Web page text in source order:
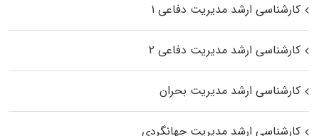
کارشناسی ارشد مدیریت دفاعی ۱
کارشناسی ارشد مدیریت دفاعی ۲
کارشناسی ارشد مدیریت بحران
کارشناسی ارشد مدیریت جهانگردی